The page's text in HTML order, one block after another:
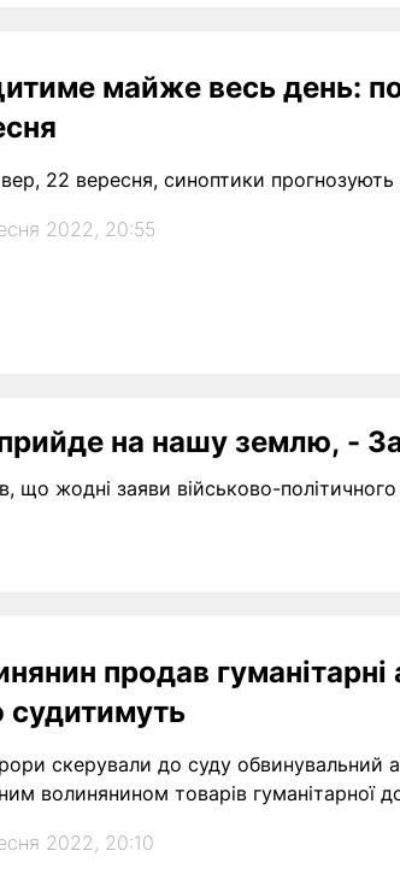
майже весь день:
22 вересня, синоптики
2022, 20:55
на нашу землю, -
жодні заяви військово-
продав гуманітарні
судитимуть
скерували до суду обвинувальний
волинянином товарів гуманітарної
2022, 20:10